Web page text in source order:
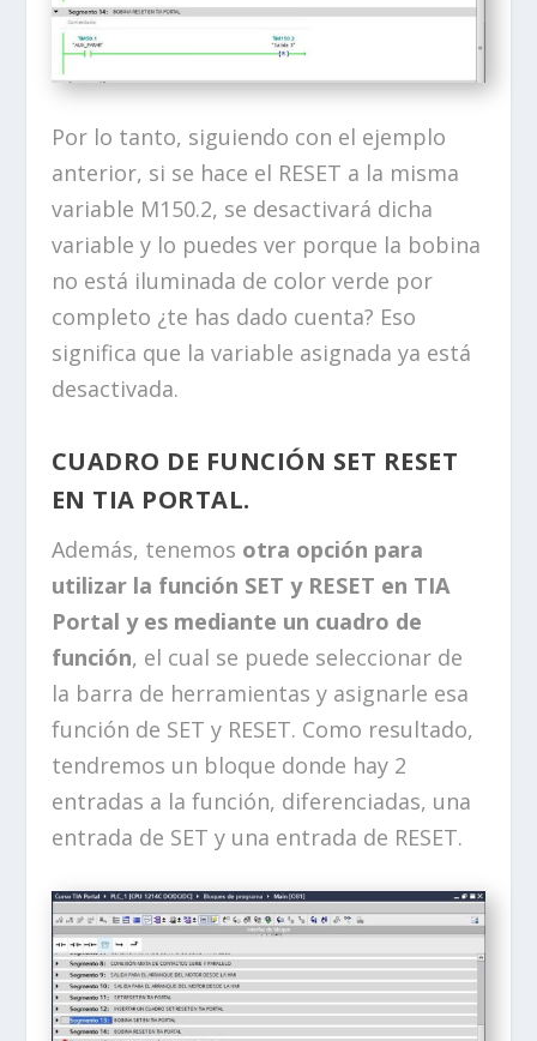
Por lo tanto, siguiendo con el ejemplo
anterior, si se hace el RESET a la misma
variable M150.2, se desactivará dicha
variable y lo puedes ver porque la bobina
no está iluminada de color verde por
completo ¿te has dado cuenta? Eso
significa que la variable asignada ya está
desactivada.
CUADRO DE FUNCIÓN SET RESET
EN TIA PORTAL.
Además, tenemos otra opción para
utilizar la función SET y RESET en TIA
Portal y es mediante un cuadro de
función, el cual se puede seleccionar de
la barra de herramientas y asignarle esa
función de SET y RESET. Como resultado,
tendremos un bloque donde hay 2
entradas a la función, diferenciadas, una
entrada de SET y una entrada de RESET.